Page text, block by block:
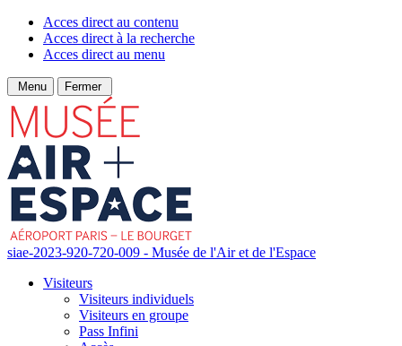
Acces direct au contenu
Acces direct à la recherche
Acces direct au menu
Menu Fermer
siae-2023-920-720-009 - Musée de l'Air et de l'Espace
Visiteurs
Visiteurs individuels
Visiteurs en groupe
Pass Infini